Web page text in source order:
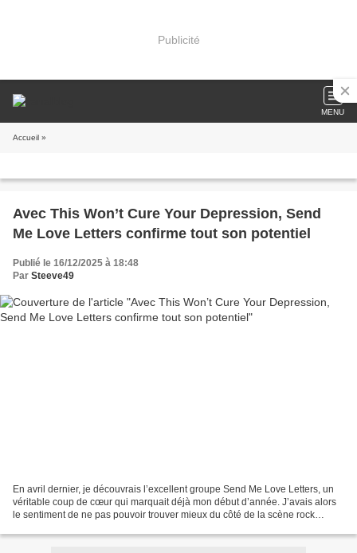
Publicité
MENU
Accueil »
Avec This Won’t Cure Your Depression, Send
Me Love Letters confirme tout son potentiel
Publié le 16/12/2025 à 18:48
Par Steeve49
En avril dernier, je découvrais l’excellent groupe Send Me Love Letters, un
véritable coup de cœur qui marquait déjà mon début d’année. J’avais alors
le sentiment de ne pas pouvoir trouver mieux du côté de la scène rock